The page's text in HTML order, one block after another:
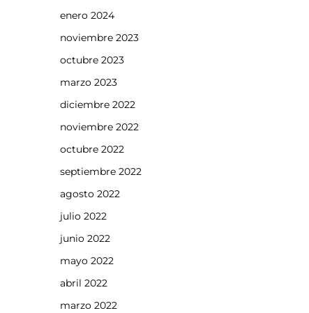
enero 2024
noviembre 2023
octubre 2023
marzo 2023
diciembre 2022
noviembre 2022
octubre 2022
septiembre 2022
agosto 2022
julio 2022
junio 2022
mayo 2022
abril 2022
marzo 2022